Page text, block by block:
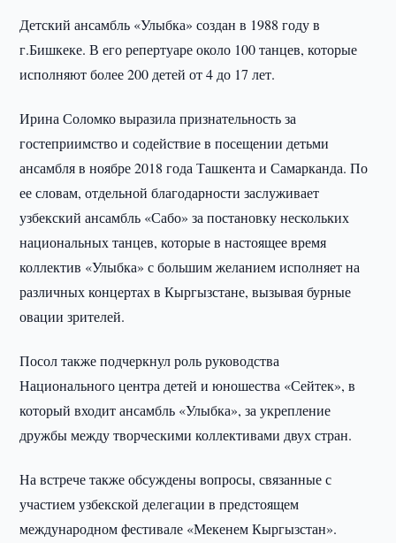
Детский ансамбль «Улыбка» создан в 1988 году в
г.Бишкеке. В его репертуаре около 100 танцев, которые
исполняют более 200 детей от 4 до 17 лет.
Ирина Соломко выразила признательность за
гостеприимство и содействие в посещении детьми
ансамбля в ноябре 2018 года Ташкента и Самарканда. По
ее словам, отдельной благодарности заслуживает
узбекский ансамбль «Сабо» за постановку нескольких
национальных танцев, которые в настоящее время
коллектив «Улыбка» с большим желанием исполняет на
различных концертах в Кыргызстане, вызывая бурные
овации зрителей.
Посол также подчеркнул роль руководства
Национального центра детей и юношества «Сейтек», в
который входит ансамбль «Улыбка», за укрепление
дружбы между творческими коллективами двух стран.
На встрече также обсуждены вопросы, связанные с
участием узбекской делегации в предстоящем
международном фестивале «Мекенем Кыргызстан».